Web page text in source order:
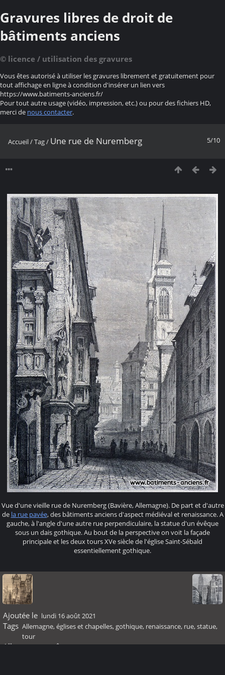
Gravures libres de droit de
bâtiments anciens
© licence / utilisation des gravures
Vous êtes autorisé à utiliser les gravures librement et gratuitement pour
tout affichage en ligne à condition d'insérer un lien vers
https://www.batiments-anciens.fr/
Pour tout autre usage (vidéo, impression, etc.) ou pour des fichiers HD,
merci de nous contacter.
5/10
Accueil/Tag/ Une rue de Nuremberg
Vue d'une vieille rue de Nuremberg (Bavière, Allemagne). De part et d'autre
de la rue pavée, des bâtiments anciens d'aspect médiéval et renaissance. A
gauche, à l'angle d'une autre rue perpendiculaire, la statue d'un évêque
sous un dais gothique. Au bout de la perspective on voit la façade
principale et les deux tours XVe siècle de l'église Saint-Sébald
essentiellement gothique.
Ajoutée le lundi 16 août 2021
Tags Allemagne,églises et chapelles, gothique, renaissance, rue,statue,
tour
Albums Moyen Âge